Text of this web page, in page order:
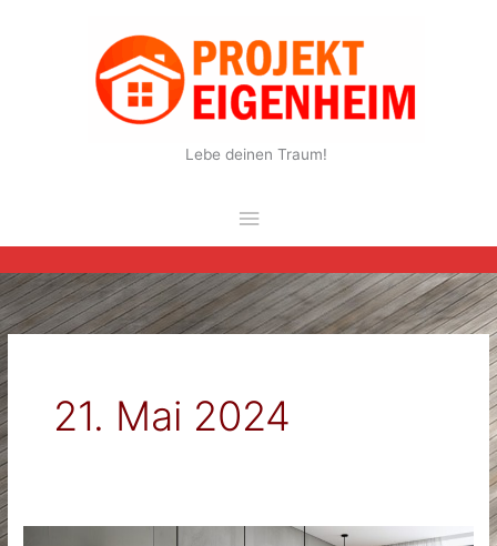
Lebe deinen Traum!
Hauptmenü
21. Mai 2024